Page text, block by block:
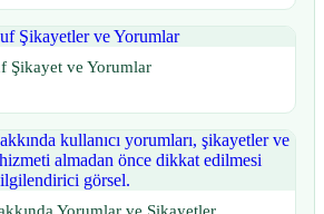
Şikayet ve Yorumlar